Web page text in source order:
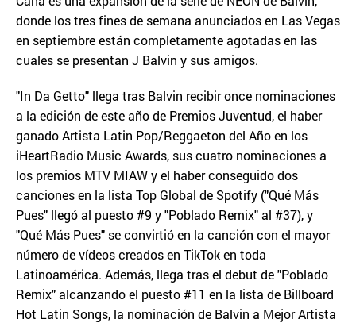
donde los tres fines de semana anunciados en Las Vegas
en septiembre están completamente agotadas en las
cuales se presentan J Balvin y sus amigos.
"In Da Getto" llega tras Balvin recibir once nominaciones
a la edición de este año de Premios Juventud, el haber
ganado Artista Latin Pop/Reggaeton del Año en los
iHeartRadio Music Awards, sus cuatro nominaciones a
los premios MTV MIAW y el haber conseguido dos
canciones en la lista Top Global de Spotify ("Qué Más
Pues" llegó al puesto #9 y "Poblado Remix" al #37), y
"Qué Más Pues" se convirtió en la canción con el mayor
número de vídeos creados en TikTok en toda
Latinoamérica. Además, llega tras el debut de "Poblado
Remix" alcanzando el puesto #11 en la lista de Billboard
Hot Latin Songs, la nominación de Balvin a Mejor Artista